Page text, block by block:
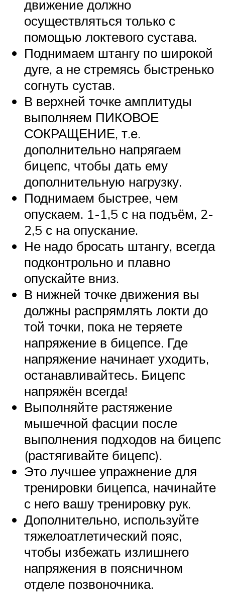
движение должно
осуществляться только с
помощью локтевого сустава.
Поднимаем штангу по широкой
дуге, а не стремясь быстренько
согнуть сустав.
В верхней точке амплитуды
выполняем ПИКОВОЕ
СОКРАЩЕНИЕ, т.е.
дополнительно напрягаем
бицепс, чтобы дать ему
дополнительную нагрузку.
Поднимаем быстрее, чем
опускаем. 1-1,5 с на подъём, 2-
2,5 с на опускание.
Не надо бросать штангу, всегда
подконтрольно и плавно
опускайте вниз.
В нижней точке движения вы
должны распрямлять локти до
той точки, пока не теряете
напряжение в бицепсе. Где
напряжение начинает уходить,
останавливайтесь. Бицепс
напряжён всегда!
Выполняйте растяжение
мышечной фасции после
выполнения подходов на бицепс
(растягивайте бицепс).
Это лучшее упражнение для
тренировки бицепса, начинайте
с него вашу тренировку рук.
Дополнительно, используйте
тяжелоатлетический пояс,
чтобы избежать излишнего
напряжения в поясничном
отделе позвоночника.